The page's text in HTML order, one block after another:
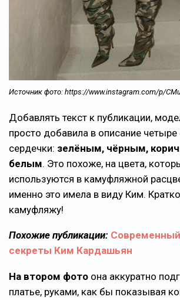
Источник фото: https://www.instagram.com/p/
Добавлять текст к публикации,
просто добавила в описание четыре
сердечки: зелёным, чёрным,
белым. Это похоже, на цвета,
используются в камуфляжной
именно это имела в виду Ким.
камуфляжу!
Похожие публикации:
секреты Ким Кардашьян
На втором фото она аккуратно
платье, руками, как бы показывая